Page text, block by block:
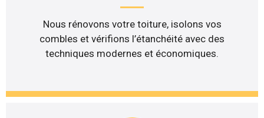
Nous rénovons votre toiture, isolons vos
combles et vérifions l’étanchéité avec des
techniques modernes et économiques.